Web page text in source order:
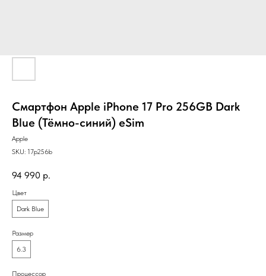
Смартфон Apple iPhone 17 Pro 256GB Dark
Blue (Тёмно-синий) eSim
Apple
SKU: 17p256b
94 990 р.
Цвет
Dark Blue
Размер
6.3
Процессор